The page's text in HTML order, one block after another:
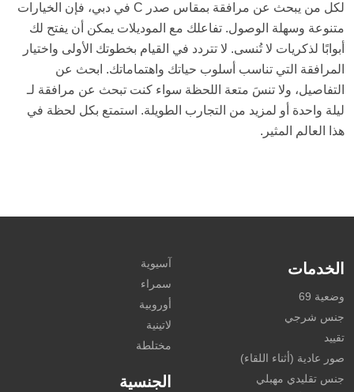
لكل من يبحث عن مرافقة بمقاس صدر C في دبي، فإن الخيارات
متنوعة وسهلة الوصول. تفاعلك مع الموديلات يمكن أن يفتح لك
أبوابًا لذكريات لا تُنسى. لا تتردد في القيام بخطوتك الأولى واختيار
المرافقة التي تناسب أسلوب حياتك واهتماماتك. ابحث عن
التفاصيل، ولا تنسَ متعة اللحظة سواء كنت تبحث عن مرافقة لـ
ليلة واحدة أو لمزيد من التجارب الطويلة. استمتع بكل لحظة في
هذا العالم المثير.
الخدمات
وضعية 69
جنس شرجي
تقييد
صور عادية (أثناء اللقاء)
جنس تقليدي مهبلي
آسيوية
سمراء
أوروبية
لاتينية
مختلطة
الجنسية